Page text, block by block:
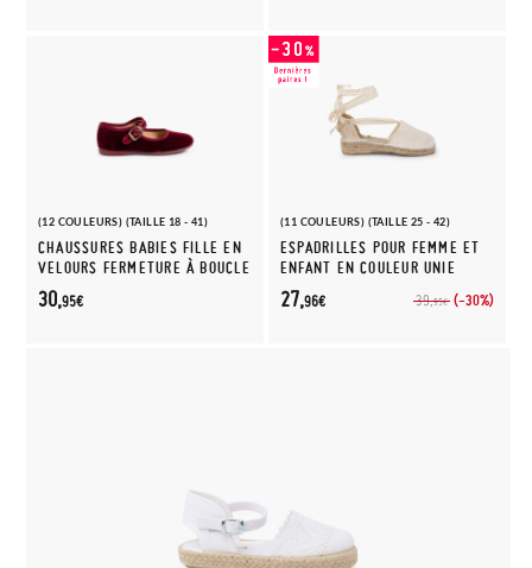
(12 COULEURS) (TAILLE 18 - 41)
CHAUSSURES BABIES FILLE EN
VELOURS FERMETURE À BOUCLE
30,95€
(11 COULEURS) (TAILLE 25 - 42)
ESPADRILLES POUR FEMME ET
ENFANT EN COULEUR UNIE
39,95€ (-30%)
27,96€